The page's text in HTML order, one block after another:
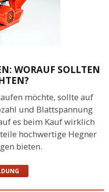
WORAUF SOLLTEN
möchte, sollte auf
und Blattspannung
es beim Kauf wirklich
hochwertige Hegner
bieten.